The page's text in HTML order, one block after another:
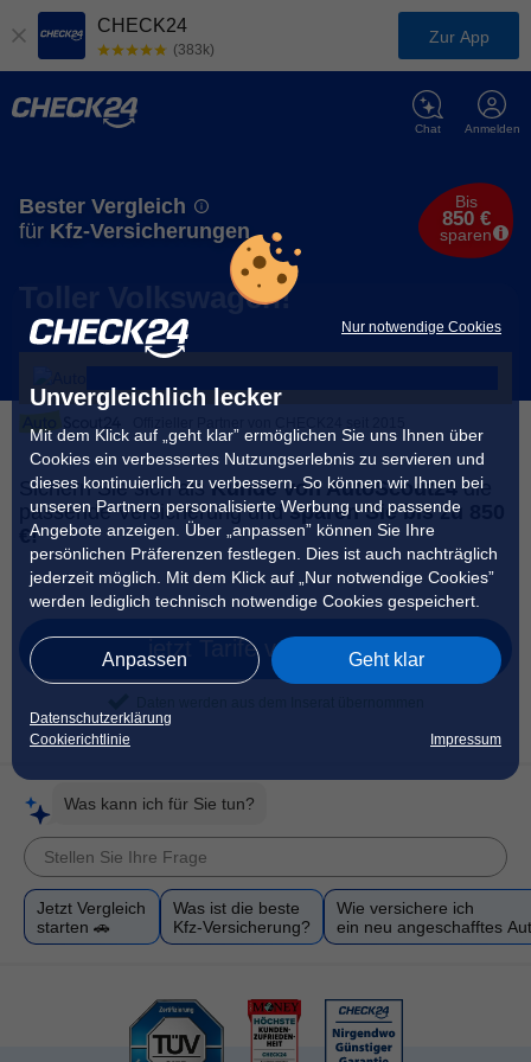
Nur notwendige Cookies
Unvergleichlich lecker
Mit dem Klick auf „geht klar” ermöglichen Sie uns Ihnen über
Cookies ein verbessertes Nutzungserlebnis zu servieren und
dieses kontinuierlich zu verbessern. So können wir Ihnen bei
unseren Partnern personalisierte Werbung und passende
Angebote anzeigen. Über „anpassen” können Sie Ihre
persönlichen Präferenzen festlegen. Dies ist auch nachträglich
jederzeit möglich. Mit dem Klick auf „Nur notwendige Cookies”
werden lediglich technisch notwendige Cookies gespeichert.
Anpassen Geht klar
Datenschutzerklärung
Cookierichtlinie
Impressum
CHECK24
(383k)
Zur App
Anmelden
Chat
Bester Vergleich
für Kfz-Versicherungen
Bis
850 €
sparen
Toller Volkswagen!
Sichern Sie sich alsKunde von AutoScout24 die
passende Versicherung undsparen Sie bis zu 850
€!
jetzt Tarife vergleichen
Was kann ich für Sie tun?
Jetzt Vergleich
starten 🚗
Was ist die beste
Kfz-Versicherung?
Wie versichere ich
ein neu angeschafftes